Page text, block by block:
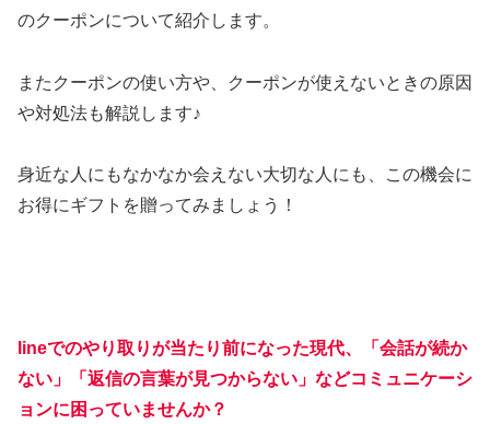
のクーポンについて紹介します。
またクーポンの使い方や、クーポンが使えないときの原因
や対処法も解説します♪
身近な人にもなかなか会えない大切な人にも、この機会に
お得にギフトを贈ってみましょう！
lineでのやり取りが当たり前になった現代、「会話が続か
ない」「返信の言葉が見つからない」などコミュニケーシ
ョンに困っていませんか？